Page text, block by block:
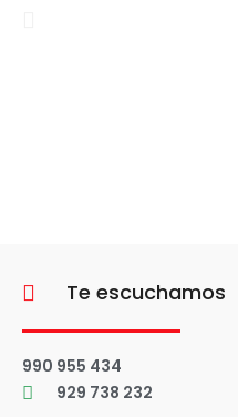
Te escuchamos
990 955 434
929 738 232